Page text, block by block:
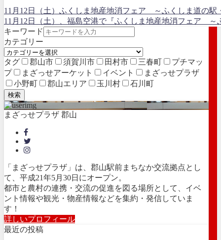
11月12日（土）ふくしま地産地消フェア ～ふくしま道の駅
11月12日（土）、福島空港で『ふくしま地産地消フェア ～
キーワード
カテゴリー
タグ 郡山市 須賀川市 田村市 三春町
プチマッ
プ
まざっせアーケット イベント
まざっせプラザ
小野町
郡山エリア 玉川村 石川町
検索
まざっせプラザ 郡山
「まざっせプラザ」は、郡山駅前まちなか交流拠点とし
て、平成21年5月30日にオープン。
都市と農村の連携・交流の促進を図る場所として、イベ
ント情報や観光・物産情報などを集約・発信していま
す！
詳しいプロフィール
最近の投稿